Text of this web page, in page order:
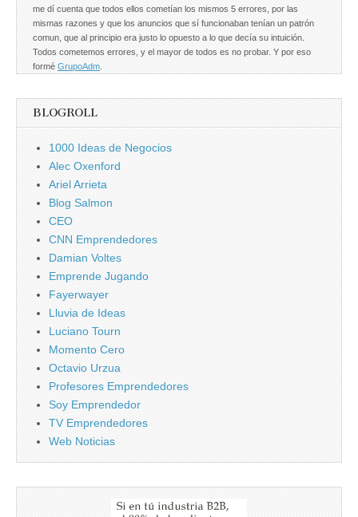
me dí cuenta que todos ellos cometían los mismos 5 errores, por las
mismas razones y que los anuncios que sí funcionaban tenían un patrón
comun, que al principio era justo lo opuesto a lo que decía su intuición.
Todos cometemos errores, y el mayor de todos es no probar. Y por eso
formé GrupoAdm
BLOGROLL
1000 Ideas de Negocios
Alec Oxenford
Ariel Arrieta
Blog Salmon
CEO
CNN Emprendedores
Damian Voltes
Emprende Jugando
Fayerwayer
Lluvia de Ideas
Luciano Tourn
Momento Cero
Octavio Urzua
Profesores Emprendedores
Soy Emprendedor
TV Emprendedores
Web Noticias